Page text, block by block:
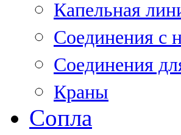
Капельная
Соединения с
Соединения
Краны
Сопла